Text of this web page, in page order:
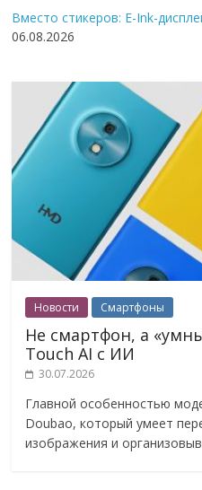
Вместо стикеров: E-Ink-
06.08.2026
Новости Смартфоны
Не смартфон, а
Touch AI с ИИ
30.07.2026
Главной особенностью
Doubao, который умеет
изображения и